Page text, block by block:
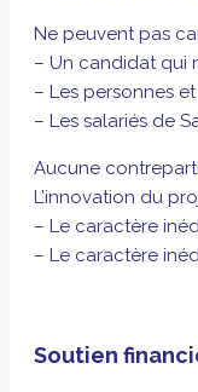
Ne peuvent pas
– Un candidat qui
– Les personnes
– Les salariés de
Aucune
L’innovation du
– Le caractère
– Le caractère
Soutien